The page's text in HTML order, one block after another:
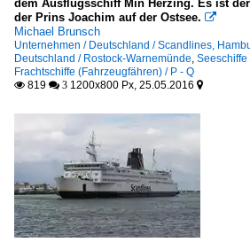
dem Ausflugsschiff Min Herzing. Es ist
der Prins Joachim auf der Ostsee. 
Michael Brunsch
Unternehmen / Deutschland / Scandlines,
Deutschland / Rostock-Warnemünde,
Frachtschiffe (Fahrzeugfähren) / P - Q
 819  3 1200x800 Px, 25.05.2016 